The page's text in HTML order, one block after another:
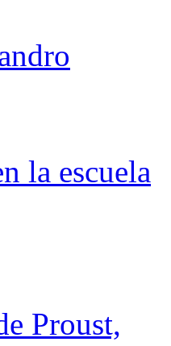
la escuela
Proust,